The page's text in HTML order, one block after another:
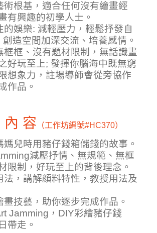
術根基，適合任何沒有繪畫經
有興趣的初學人士。
的娛樂: 減輕壓力，輕鬆抒發自
造空間加深交流、培養感情。
框框、沒有題材限制，無話識畫
好玩至上; 發揮你腦海中既無窮
想象力，註場導師會從旁協作
作品。
內 容 （工作坊編號#HC370）
媽兒時用豬仔錢箱儲錢的故事。
減壓抒情、無規範、無框
限制，好玩至上的背後理念。
法，講解顔料特性，教授用法及
畫技藝，助你逐步完成作品。
Jamming，DIY彩繪豬仔錢
帶走。